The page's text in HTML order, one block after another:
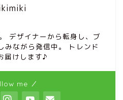
デザイナーから転身し、ブ
みながら発信中。 トレンド
届けします♪
me ／